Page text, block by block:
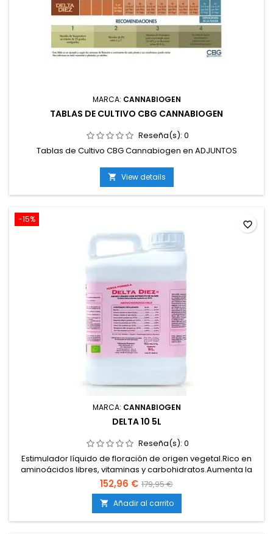
MARCA: CANNABIOGEN
TABLAS DE CULTIVO CBG CANNABIOGEN
Reseña(s): 0
Tablas de Cultivo CBG Cannabiogen en ADJUNTOS
 View details
-15%
MARCA: CANNABIOGEN
DELTA 10 5L
Reseña(s): 0
Estimulador líquido de floración de origen vegetal.Rico en
aminoácidos libres, vitaminas y carbohidratos.Aumenta la
formación de flores densas, compactas y
resinosas.Potencia el aroma, sabor y calidad organoléptica
de la cosecha.Compatible con todo tipo de sistemas y
medios de cultivo.
152,96 € 179,95 €
 Añadir al carrito
favorite_border